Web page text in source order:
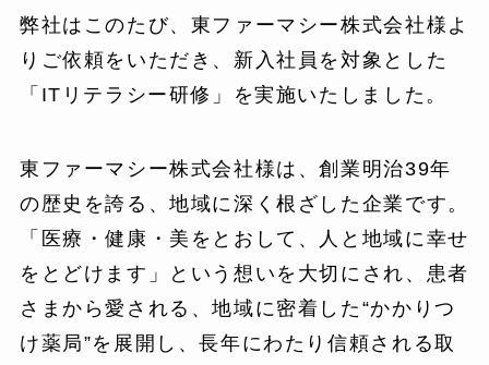
弊社はこのたび、東ファーマシー株式会社様よ
りご依頼をいただき、新入社員を対象とした
「ITリテラシー研修」を実施いたしました。
東ファーマシー株式会社様は、創業明治39年
の歴史を誇る、地域に深く根ざした企業です。
「医療・健康・美をとおして、人と地域に幸せ
をとどけます」という想いを大切にされ、患者
さまから愛される、地域に密着した“かかりつ
け薬局”を展開し、長年にわたり信頼される取